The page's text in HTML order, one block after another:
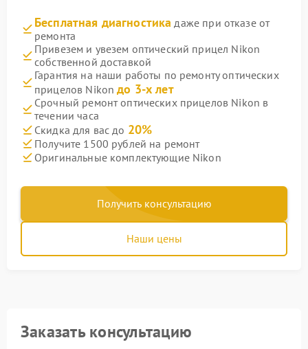
Бесплатная диагностика даже при отказе от
ремонта
Привезем и увезем оптический прицел Nikon
собственной доставкой
Гарантия на наши работы по ремонту оптических
прицелов Nikonдо 3-х лет
Срочный ремонт оптических прицелов Nikon в
течении часа
Скидка для вас до 20%
Получите 1500 рублей на ремонт
Оригинальные комплектующие Nikon
Получить консультацию
Наши цены
Заказать консультацию